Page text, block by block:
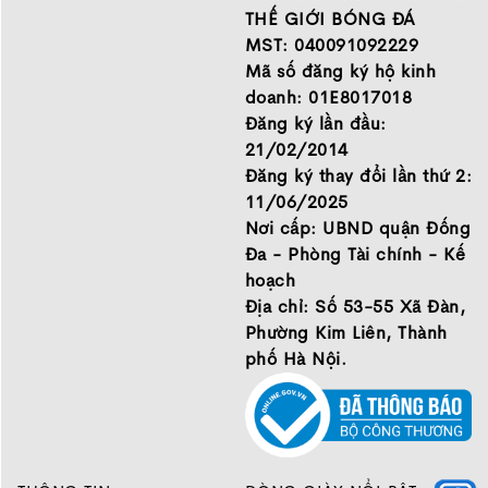
- Vapor 16 Pro dành cho những cầu thủ muốn trải
nghiệm cao cấp với hiệu suất tối đa.
- Vapor 16 Academy là lựa chọn hợp lý cho người
chơi bán chuyên hoặc cần một đôi giày đa năng, giá
Sự khác nhau giữa Vapor 16 Academy tf
và Vapor 15 Academy
này đều sử dụng da tổng
tin
THẾ GIỚI BÓNG ĐÁ
MST: 040091092229
Mã số đăng ký hộ kinh
doanh: 01E8017018
Đăng ký lần đầu:
21/02/2014
Đăng ký thay đổi lần thứ 2:
11/06/2025
Nơi cấp: UBND quận Đống
Đa - Phòng Tài chính - Kế
hoạch
Địa chỉ: Số 53-55 Xã Đàn,
Phường Kim Liên, Thành
phố Hà Nội.